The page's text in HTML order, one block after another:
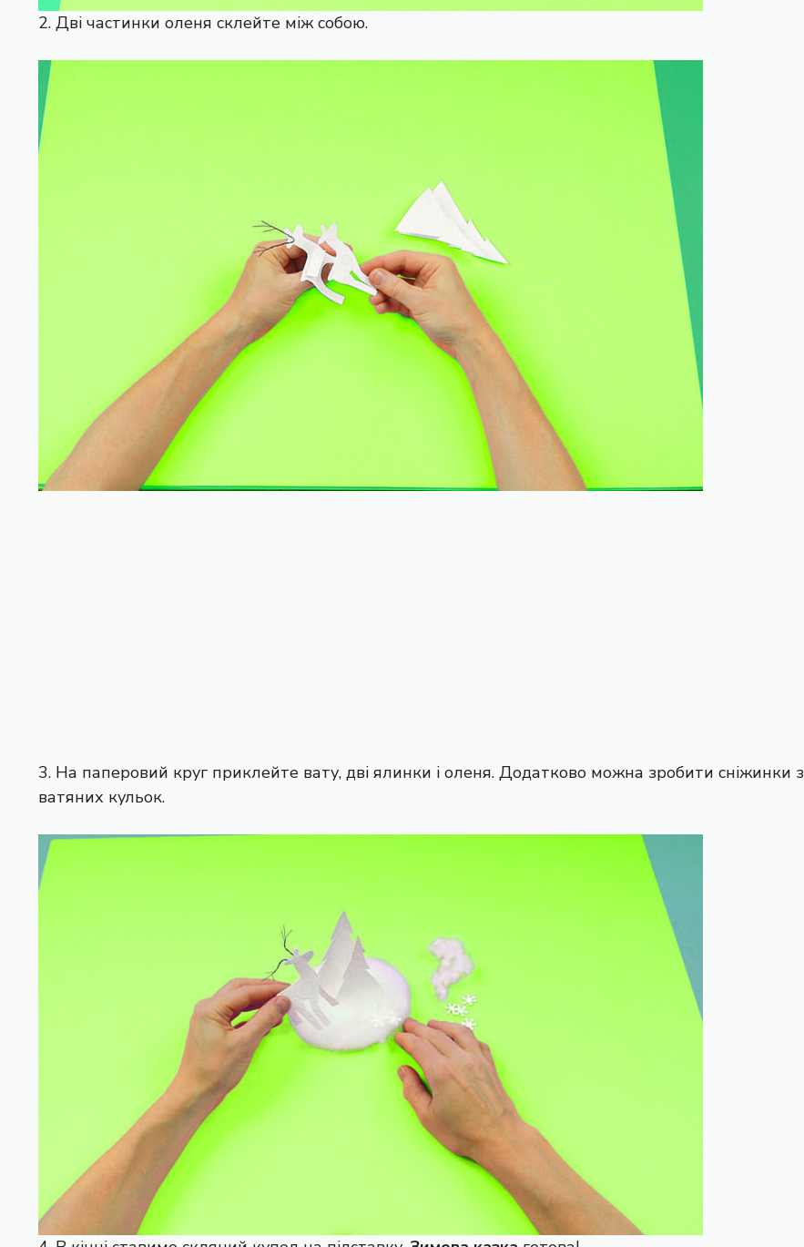
2. Дві частинки оленя склейте між собою.
3. На паперовий круг приклейте вату, дві ялинки і оленя. Додатково можна зробити сніжинки з
ватяних кульок.